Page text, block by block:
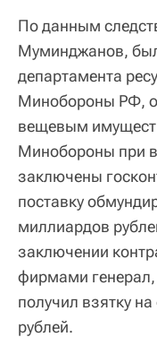
По данным
Муминджанов,
департамента
Минобороны РФ,
вещевым
Минобороны при
заключены
поставку
миллиардов
заключении
фирмами генерал,
получил взятку
рублей.